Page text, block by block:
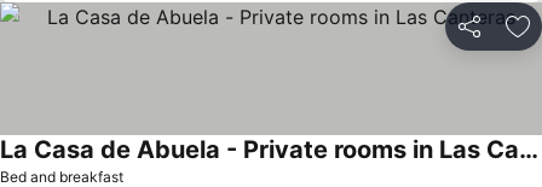
Compartir
Bed and breakfast
La Casa de Abuela - Private rooms in Las Canteras